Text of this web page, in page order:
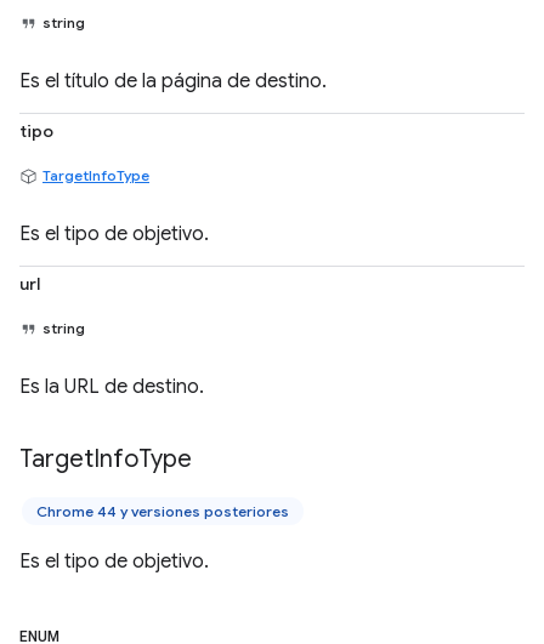
string
Es el título de la página de destino.
tipo
TargetInfoType
Es el tipo de objetivo.
url
string
Es la URL de destino.
TargetInfoType
Chrome 44 y versiones posteriores
Es el tipo de objetivo.
ENUM